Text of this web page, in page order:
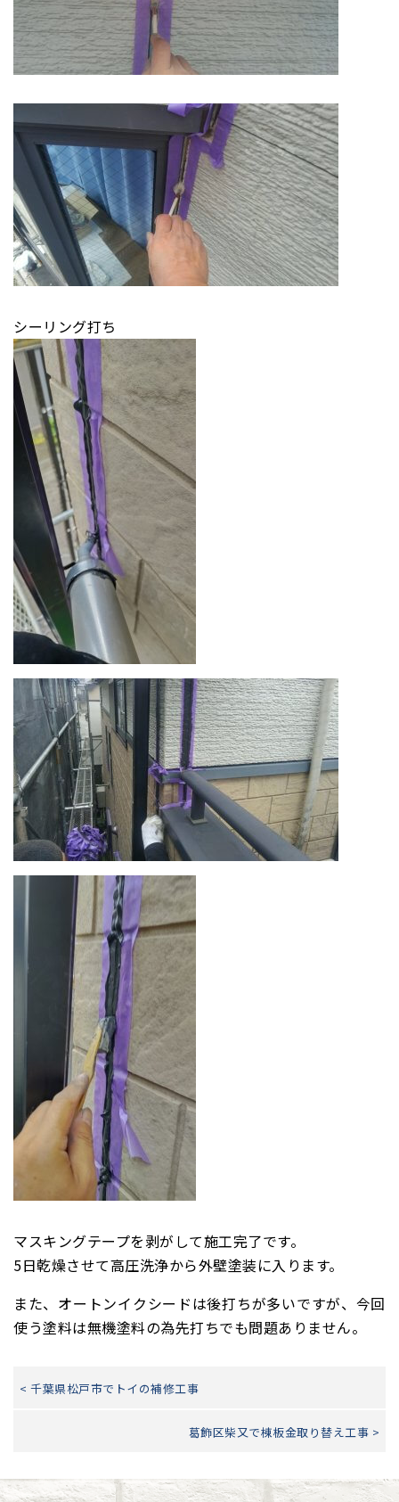
シーリング打ち
マスキングテープを剥がして施工完了です。
5日乾燥させて高圧洗浄から外壁塗装に入ります。
また、オートンイクシードは後打ちが多いですが、今回
使う塗料は無機塗料の為先打ちでも問題ありません。
< 千葉県松戸市でトイの補修工事
葛飾区柴又で棟板金取り替え工事 >